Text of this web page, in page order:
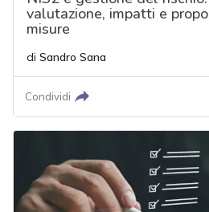
valutazione, impatti e
misure
di Sandro Sana
Condividi